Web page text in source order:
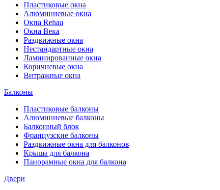
Пластиковые окна
Алюминиевые окна
Окна Rehau
Окна Века
Раздвижные окна
Нестандартные окна
Ламинированные окна
Коричневые окна
Витражные окна
Балконы
Пластиковые балконы
Алюминиевые балконы
Балконный блок
Французские балконы
Раздвижные окна для балконов
Крыша для балкона
Панорамные окна для балкона
Двери